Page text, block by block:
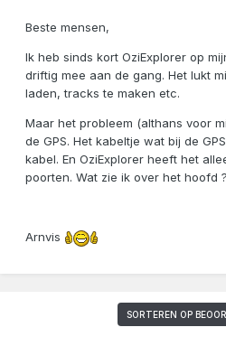
Beste mensen,
Ik heb sinds kort OziExplorer op
driftig mee aan de gang. Het lukt
laden, tracks te maken etc.
Maar het probleem (althans voor
de GPS. Het kabeltje wat bij de
kabel. En OziExplorer heeft het
poorten. Wat zie ik over het hoofd
Arnvis
SORTEREN OP